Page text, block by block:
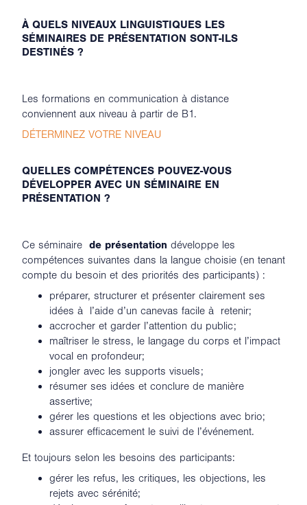
À QUELS NIVEAUX LINGUISTIQUES LES
SÉMINAIRES DE PRÉSENTATION SONT-ILS
DESTINÉS ?
Les formations en communication à distance
conviennent aux niveau à partir de B1.
DÉTERMINEZ VOTRE NIVEAU
QUELLES COMPÉTENCES POUVEZ-VOUS
DÉVELOPPER AVEC UN SÉMINAIRE EN
PRÉSENTATION ?
Ce séminaire de présentation développe les
compétences suivantes dans la langue choisie (en tenant
compte du besoin et des priorités des participants) :
préparer, structurer et présenter clairement ses
idées à l’aide d’un canevas facile à retenir;
accrocher et garder l’attention du public;
maîtriser le stress, le langage du corps et l’impact
vocal en profondeur;
jongler avec les supports visuels;
résumer ses idées et conclure de manière
assertive;
gérer les questions et les objections avec brio;
assurer efficacement le suivi de l’événement.
Et toujours selon les besoins des participants:
gérer les refus, les critiques, les objections, les
rejets avec sérénité;